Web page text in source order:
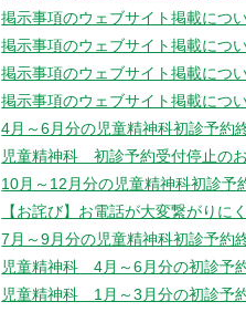
掲示事項のウェブサイト掲載につ
掲示事項のウェブサイト掲載につ
掲示事項のウェブサイト掲載につ
掲示事項のウェブサイト掲載につ
4月～6月分の児童精神科初診予約
児童精神科 初診予約受付停止の
10月～12月分の児童精神科初診予
【お詫び】お電話が大変繋がりに
7月～9月分の児童精神科初診予約
児童精神科 4月～6月分の初診予
児童精神科 1月～3月分の初診予